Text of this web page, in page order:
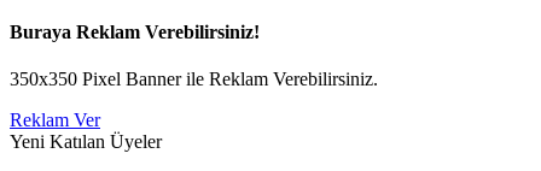
Buraya Reklam Verebilirsiniz!
350x350 Pixel Banner ile Reklam Verebilirsiniz.
Reklam Ver
Yeni Katılan Üyeler